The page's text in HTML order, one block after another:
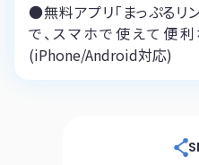
●無料アプリ「まっぷるリ
で、スマホで使えて便
(iPhone/Android対応)